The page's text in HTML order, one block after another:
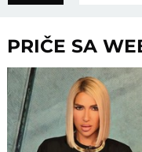
PRIČE SA